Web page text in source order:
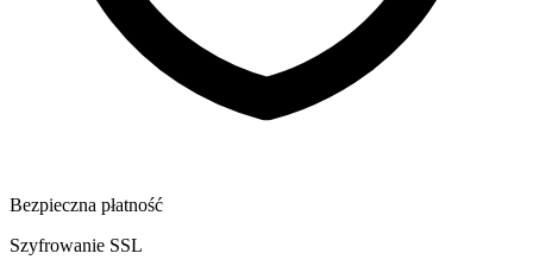
Bezpieczna płatność
Szyfrowanie SSL